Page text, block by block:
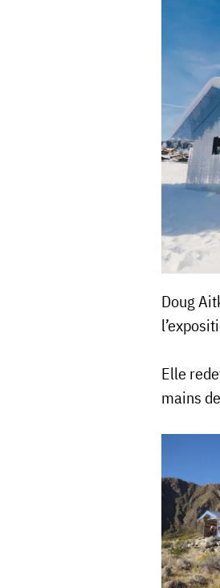
Doug
Elle
mains